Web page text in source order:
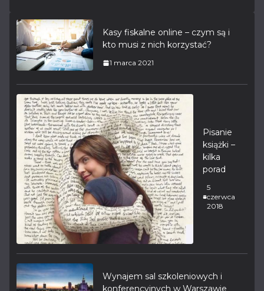
Kasy fiskalne online – czym są i
kto musi z nich korzystać?
1 marca 2021
Pisanie
książki –
kilka
porad
5
czerwca
2018
Wynajem sal szkoleniowych i
konferencyjnych w Warszawie